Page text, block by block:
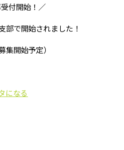
付開始！／
部で開始されました！
集開始予定）
になる